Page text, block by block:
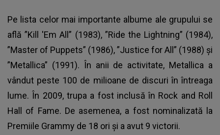
Pe lista celor mai importante albume ale grupului se
află ”Kill 'Em All” (1983), ”Ride the Lightning” (1984),
”Master of Puppets” (1986), ”Justice for All” (1988) și
”Metallica” (1991). În anii de activitate, Metallica a
vândut peste 100 de milioane de discuri în întreaga
lume. În 2009, trupa a fost inclusă în Rock and Roll
Hall of Fame. De asemenea, a fost nominalizată la
Premiile Grammy de 18 ori și a avut 9 victorii.